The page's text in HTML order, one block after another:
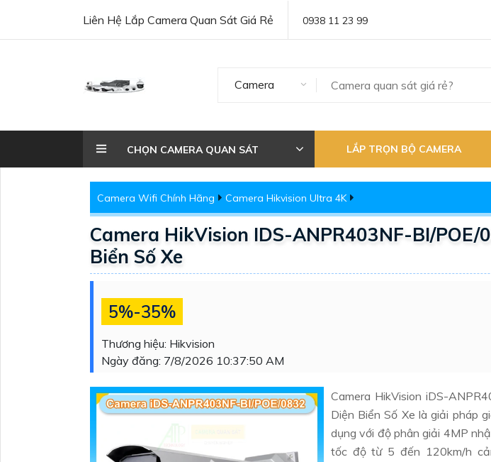
Liên Hệ Lắp Camera Quan Sát Giá Rẻ 0938 11 23 99
Camera
CHỌN CAMERA QUAN SÁT LẮP TRỌN BỘ CAMERA
Camera Wifi Chính Hãng Camera Hikvision Ultra 4K
Camera HikVision IDS-ANPR403NF-BI/POE/
Biển Số Xe
5%-35%
Thương hiệu: Hikvision
Ngày đăng: 7/8/2026 10:37:50 AM
Camera HikVision iDS-
Diện Biển Số Xe là giải pháp
dụng với độ phân giải 4MP
tốc độ từ 5 đến 120km/h